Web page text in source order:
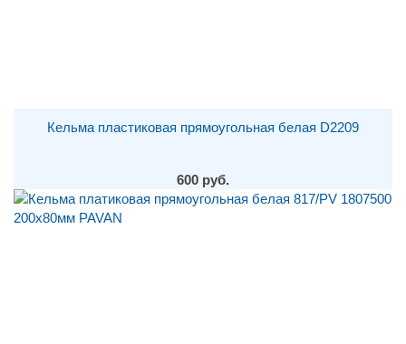
Кельма пластиковая прямоугольная белая D2209
600 руб.